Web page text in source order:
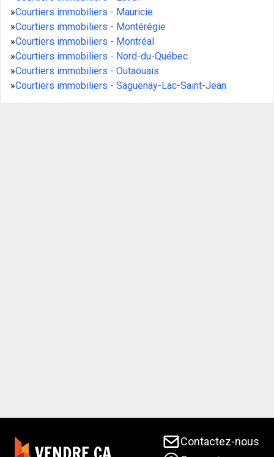
»Courtiers immobiliers - Mauricie
»Courtiers immobiliers - Montérégie
»Courtiers immobiliers - Montréal
»Courtiers immobiliers - Nord-du-Québec
»Courtiers immobiliers - Outaouais
»Courtiers immobiliers - Saguenay-Lac-Saint-Jean
Contactez-nous